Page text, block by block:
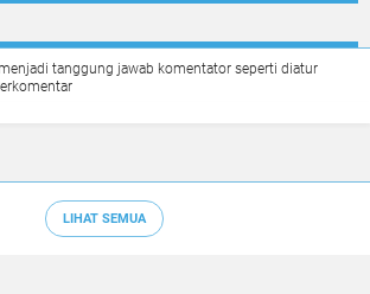
tanggung jawab komentator seperti diatur
LIHAT SEMUA